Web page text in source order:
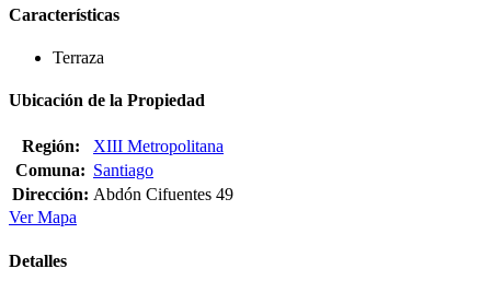
Características
Terraza
Ubicación de la Propiedad
Región:
XIII Metropolitana
Comuna: Santiago
Dirección: Abdón Cifuentes 49
Ver Mapa
Detalles